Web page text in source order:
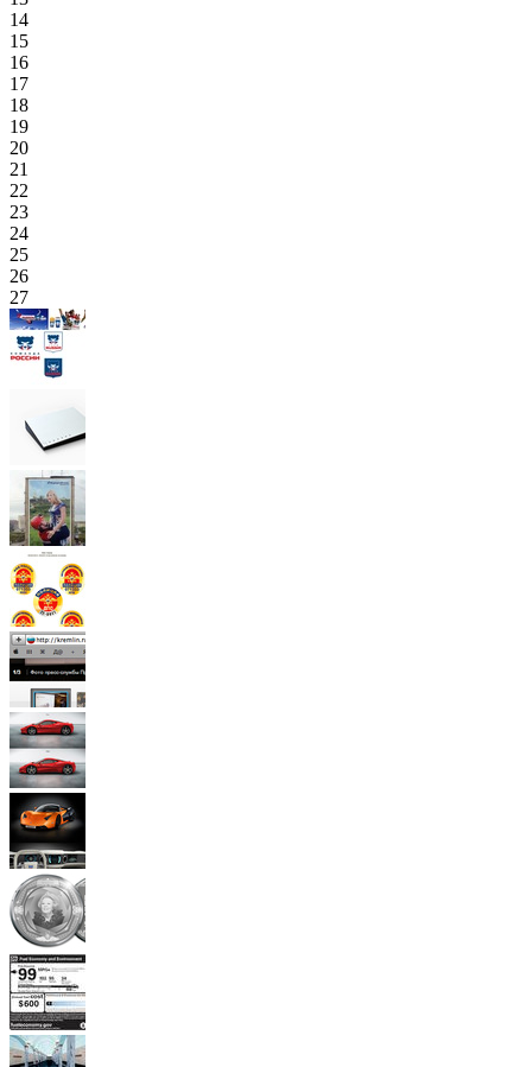
14
15
16
17
18
19
20
21
22
23
24
25
26
27